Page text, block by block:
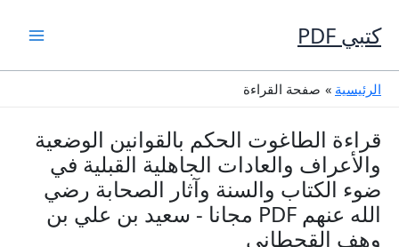
إلى
المحتوى
كتبي PDF
الرئيسية صفحة القراءة
قراءة الطاغوت الحكم بالقوانين الوضعية
والأعراف والعادات الجاهلية القبلية في
ضوء الكتاب والسنة وآثار الصحابة رضي
الله عنهم PDF مجانا - سعيد بن علي بن
وهف القحطاني